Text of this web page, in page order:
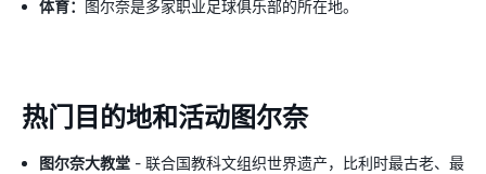
体育： 图尔奈是多家职业足球俱乐部的所在地。
热门目的地和活动图尔奈
图尔奈大教堂 - 联合国教科文组织世界遗产，比利时最古老、最